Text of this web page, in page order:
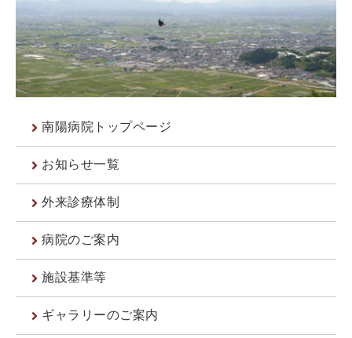
南陽病院トップページ
お知らせ一覧
外来診療体制
病院のご案内
施設基準等
ギャラリーのご案内